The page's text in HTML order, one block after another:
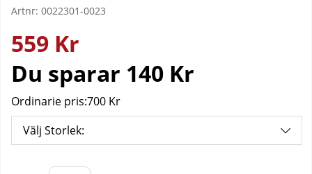
Artnr: 0022301-0023
559 Kr
Du sparar 140 Kr
Ordinarie pris:700 Kr
Välj Storlek: